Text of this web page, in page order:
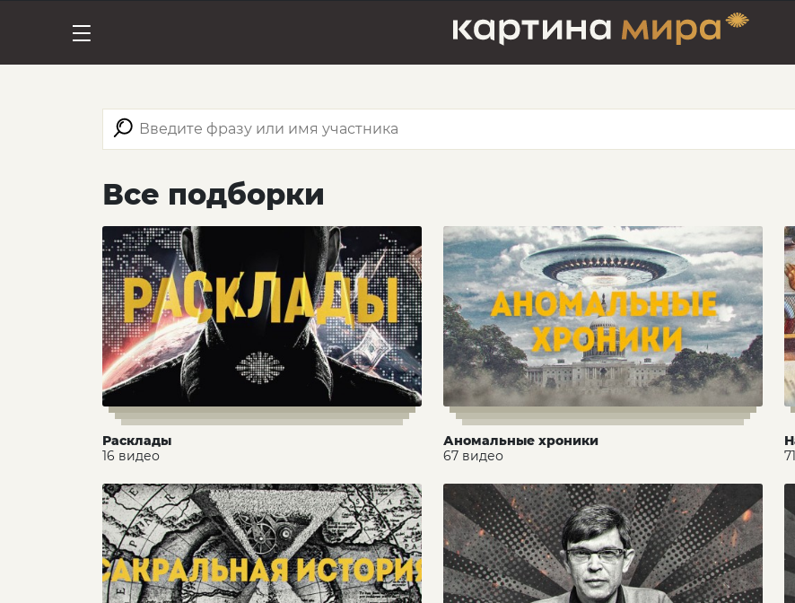
Все подборки
Расклады
16 видео
Аномальные хроники
67 видео